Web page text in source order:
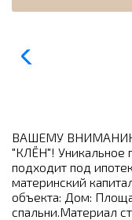
ВАШЕМУ
"КЛЁН"! Уникальное
подходит под
материнский
объекта: Дом:
спальни.Материал